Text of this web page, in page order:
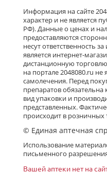
Информация на сайте
характер и не является
РФ). Данные о ценах и
предоставляются
несут ответственность
является интернет-
дистанционную торговлю
на портале 2048080.ru
самолечения. Перед
препаратов
вид упаковки и
представленных.
происходит в розничных
© Единая аптечная
Использование
письменного
Вашей аптеки нет на